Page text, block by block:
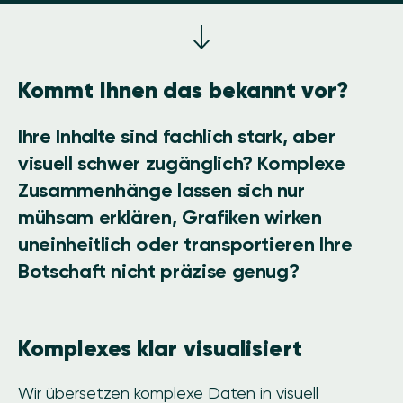
Kommt Ihnen das bekannt vor?
Ihre Inhalte sind fachlich stark, aber
visuell schwer zugänglich? Komplexe
Zusammenhänge lassen sich nur
mühsam erklären, Grafiken wirken
uneinheitlich oder transportieren Ihre
Botschaft nicht präzise genug?
Komplexes klar visualisiert
Wir übersetzen komplexe Daten in visuell